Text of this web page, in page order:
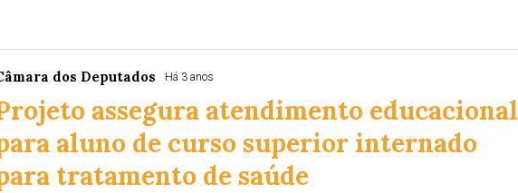
dos Deputados Há 3 anos
assegura atendimento educacional
aluno de curso superior internado
tratamento de saúde